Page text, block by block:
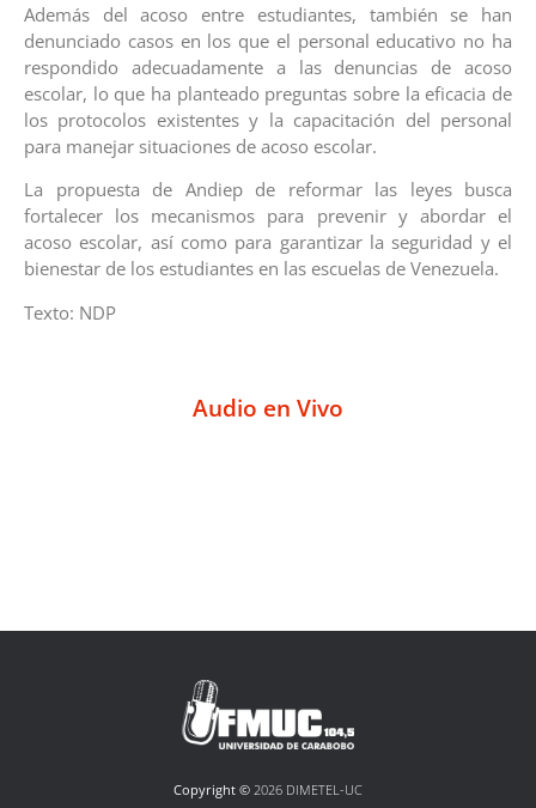
Además del acoso entre estudiantes, también se han
denunciado casos en los que el personal educativo no ha
respondido adecuadamente a las denuncias de acoso
escolar, lo que ha planteado preguntas sobre la eficacia de
los protocolos existentes y la capacitación del personal
para manejar situaciones de acoso escolar.
La propuesta de Andiep de reformar las leyes busca
fortalecer los mecanismos para prevenir y abordar el
acoso escolar, así como para garantizar la seguridad y el
bienestar de los estudiantes en las escuelas de Venezuela.
Texto: NDP
Audio en Vivo
Copyright © 2026 DIMETEL-UC